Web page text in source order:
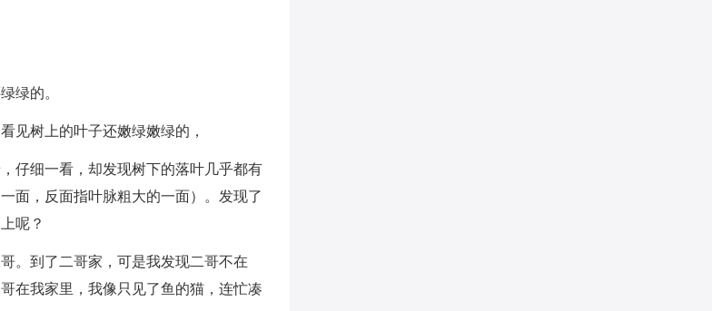
绿的。
见树上的叶子还嫩绿嫩绿的，
仔细一看，却发现树下的落叶几乎都有
面，反面指叶脉粗大的一面）。发现了
呢？
。到了二哥家，可是我发现二哥不在
在我家里，我像只见了鱼的猫，连忙凑